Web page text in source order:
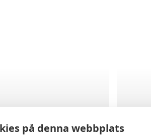
på denna webbplatsDALARÖ